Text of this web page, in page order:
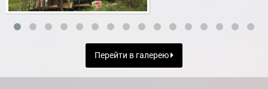
Перейти в галерею